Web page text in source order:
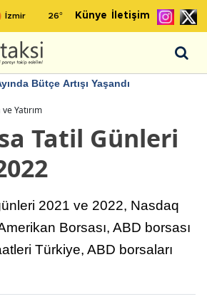
26° Künye İletişim
Bütçe Artışı Yaşandı
Yatırım
Tatil Günleri
2021 ve 2022, Nasdaq
Borsası, ABD borsası
Türkiye, ABD borsaları